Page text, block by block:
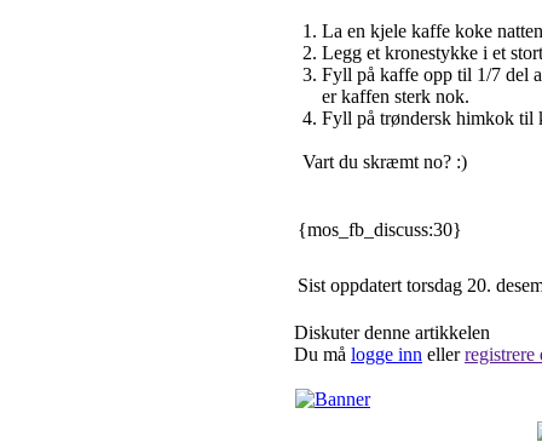
1. La en kjele kaffe koke
2. Legg et kronestykke i et
3. Fyll på kaffe opp til 1/7 del
er kaffen sterk nok.
4. Fyll på trøndersk himkok til
Vart du skræmt no? :)
{mos_fb_discuss:30}
Sist oppdatert torsdag 20.
Diskuter denne artikkelen
Du må logge inn ellerregistrere